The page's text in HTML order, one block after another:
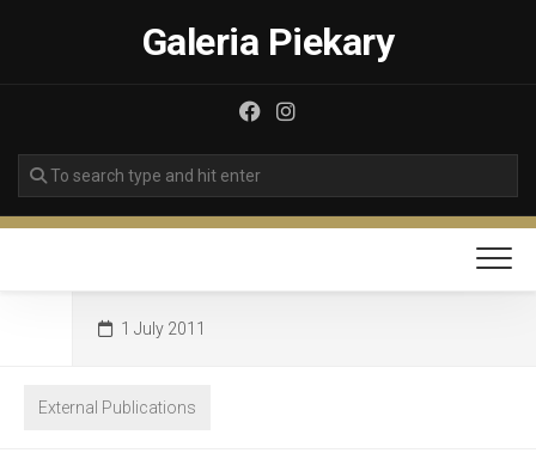
Galeria Piekary
1 July 2011
External Publications